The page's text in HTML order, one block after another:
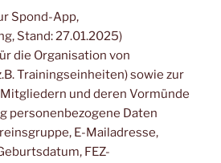
Spond-App,
Stand: 27.01.2025)
die Organisation von
Trainingseinheiten) sowie zur
und deren Vormünde
personenbezogene Daten
E-Mailadresse,
FEZ-